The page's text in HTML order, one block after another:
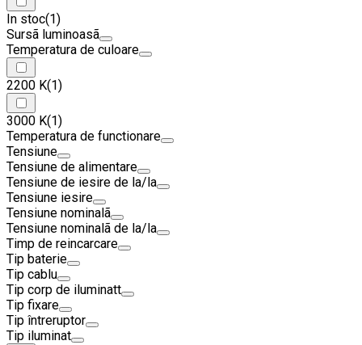
In stoc(1)
Sursã luminoasã
Temperatura de culoare
2200 K(1)
3000 K(1)
Temperatura de functionare
Tensiune
Tensiune de alimentare
Tensiune de iesire de la/la
Tensiune iesire
Tensiune nominalã
Tensiune nominalã de la/la
Timp de reincarcare
Tip baterie
Tip cablu
Tip corp de iluminatt
Tip fixare
Tip întreruptor
Tip iluminat